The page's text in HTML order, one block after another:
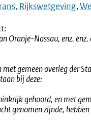
Rijkswetgeving
Oranje-Nassau, enz. enz.
gemeen overleg der
bij deze:
gehoord, en met
genomen zijnde, hebben